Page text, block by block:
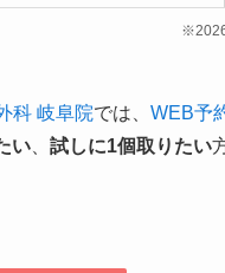
※2026
科 岐阜院では、 WEB予
い
試しに1個取りたい